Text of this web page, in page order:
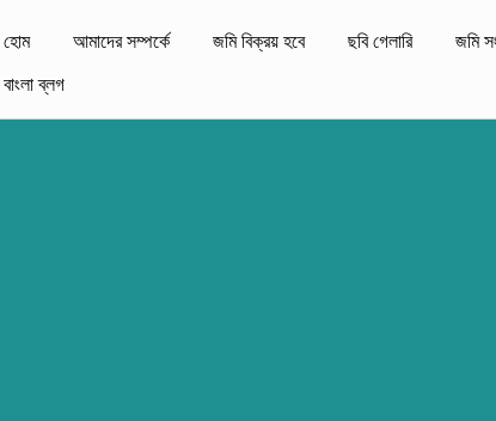
হোম আমাদের সম্পর্কে জমি বিক্রয় হবে ছবি গেলারি জমি
বাংলা ব্লগ